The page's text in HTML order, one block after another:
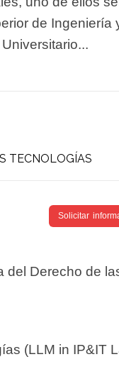
de Ingeniería
TECNOLOGÍAS
Solicitar
del Derecho de
(LLM in IP&IT